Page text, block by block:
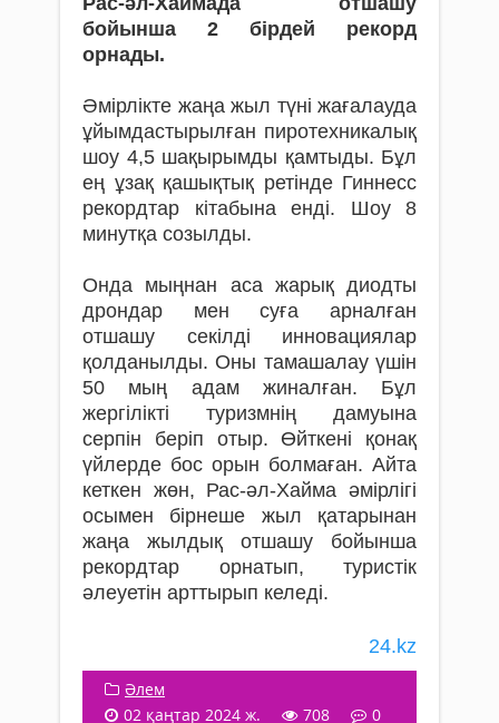
бойынша 2 бірдей рекорд
орнады.
Әмірлікте жаңа жыл түні жағалауда
ұйымдастырылған пиротехникалық
шоу 4,5 шақырымды қамтыды. Бұл
ең ұзақ қашықтық ретінде Гиннесс
рекордтар кітабына енді. Шоу 8
минутқа cозылды.
Онда мыңнан аса жарық диодты
дрондар мен суға арналған
отшашу секілді инновациялар
қолданылды. Оны тамашалау үшін
50 мың адам жиналған. Бұл
жергілікті туризмнің дамуына
серпін беріп отыр. Өйткені қонақ
үйлерде бос орын болмаған. Айта
кеткен жөн, Рас-әл-Хайма әмірлігі
осымен бірнеше жыл қатарынан
жаңа жылдық отшашу бойынша
рекордтар орнатып, туристік
әлеуетін арттырып келеді.
24.kz
Әлем
02 қаңтар 2024 ж.
708 0